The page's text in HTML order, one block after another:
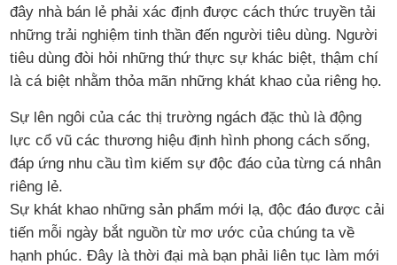
đây nhà bán lẻ phải xác định được cách thức truyền tải
những trải nghiệm tinh thần đến người tiêu dùng. Người
tiêu dùng đòi hỏi những thứ thực sự khác biệt, thậm chí
là cá biệt nhằm thỏa mãn những khát khao của riêng họ.
Sự lên ngôi của các thị trường ngách đặc thù là động
lực cổ vũ các thương hiệu định hình phong cách sống,
đáp ứng nhu cầu tìm kiếm sự độc đáo của từng cá nhân
riêng lẻ.
Sự khát khao những sản phẩm mới lạ, độc đáo được cải
tiến mỗi ngày bắt nguồn từ mơ ước của chúng ta về
hạnh phúc. Đây là thời đại mà bạn phải liên tục làm mới